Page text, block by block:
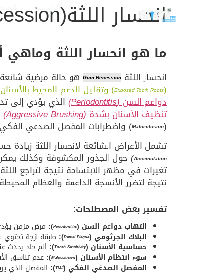
الرئيسيةانحسار اللثة(Gum Recession):
ما هو انحسار اللثة وماهي
انحسار اللثة Gum Recession هو حالة مرضية
(
Exposed Tooth Roots) وتقليل الدعم المحيط بالأسنان
دواعم السن(Periodontitis) الذي يؤدي إلى
تنظيف الأسنان بشدة(Aggressive Brushing)
(
Malocclusion) واضطرابات المفصل الصدغي
تشمل الأعراض الشائعة لانحسار اللثة زيادة
Accumulation
) حول الجذور المكشوفة وكذلك يمكن
تغيرات في مظهر الابتسامة نتيجة لتراجع
نتيجة لتضرر الأنسجة الداعمة والعظام
تفسير بعض المصطلحات:
التهاب دواعم السن (Periodontitis
): مرض مزمن
البلاك الجرثومي (Dental Plaque
): طبقة لزجة تحتوي
حساسية الأسنان (Tooth Sensitivity
): ألم حاد يحدث
سوء انتظام الأسنان (Malocclusion
): عدم تناسق
المفصل الصدغي الفكي (TMJ
): المفصل الذي